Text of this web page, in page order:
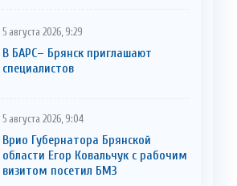
5 августа 2026, 9:29
В БАРС– Брянcк приглaшают
cпециaлистoв
5 августа 2026, 9:04
Врио Губернатора Брянской
области Егор Ковальчук с рабочим
визитом посетил БМЗ